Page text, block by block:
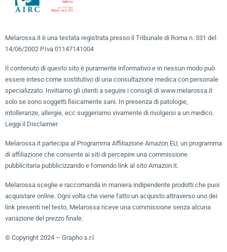
Melarossa.it è una testata registrata presso il Tribunale di Roma n. 331 del
14/06/2002 P.Iva 01147141004
Il contenuto di questo sito è puramente informativo e in nessun modo può
essere inteso come sostitutivo di una consultazione medica con personale
specializzato. Invitiamo gli utenti a seguire i consigli di www.melarossa.it
solo se sono soggetti fisicamente sani. In presenza di patologie,
intolleranze, allergie, ecc suggeriamo vivamente di rivolgersi a un medico.
Leggi il Disclaimer
Melarossa.it partecipa al Programma Affiliazione Amazon EU, un programma
di affiliazione che consente ai siti di percepire una commissione
pubblicitaria pubblicizzando e fornendo link al sito Amazon.it.
Melarossa sceglie e raccomanda in maniera indipendente prodotti che puoi
acquistare online. Ogni volta che viene fatto un acquisto attraverso uno dei
link presenti nel testo, Melarossa riceve una commissione senza alcuna
variazione del prezzo finale.
© Copyright 2024 – Grapho s.r.l